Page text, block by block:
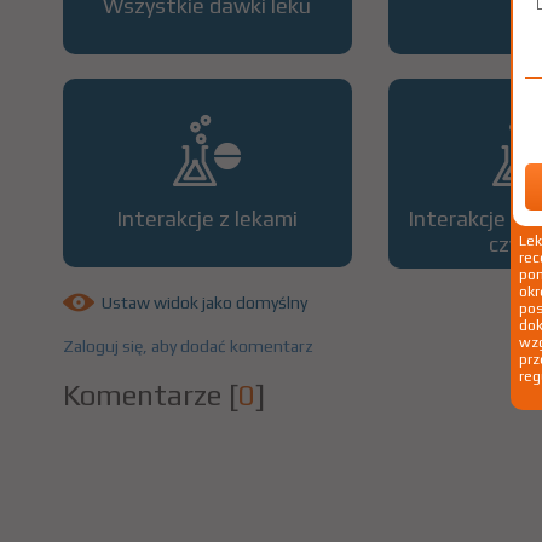
Wszystkie dawki leku
Interakcje z lekami
Interakcje z
Ustaw widok jako domyślny
Zaloguj się, aby dodać komentarz
Komentarze [0]